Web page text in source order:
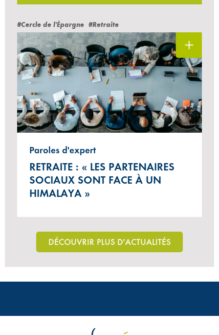
#Cercle de l'Épargne #Retraite
Paroles d'expert
RETRAITE : « LES PARTENAIRES
SOCIAUX SONT FACE À UN
HIMALAYA »
DÉCOUVRIR PLUS D'ACTUALITÉS